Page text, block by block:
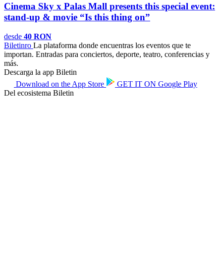
Cinema Sky x Palas Mall presents this special event:
stand-up & movie “Is this thing on”
desde 40 RON
Biletinro La plataforma donde encuentras los eventos que te
importan. Entradas para conciertos, deporte, teatro, conferencias y
más.
Descarga la app Biletin
Download on the App Store GET IT ON Google Play
Del ecosistema Biletin